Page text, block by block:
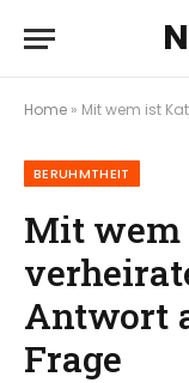
Home » Mit wem ist Katja
BERUHMTHEIT
Mit wem
Antwort
Frage